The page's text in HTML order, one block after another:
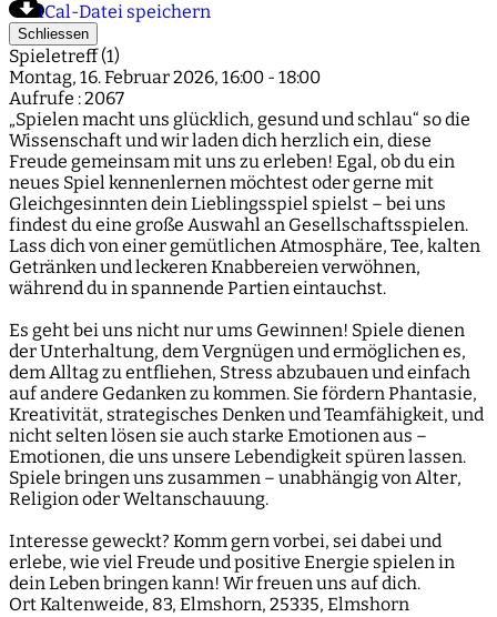
iCal-Datei speichern
Schliessen
Spieletreff (1)
Montag, 16. Februar 2026, 16:00 - 18:00
Aufrufe : 2067
„Spielen macht uns glücklich, gesund und schlau“ so die
Wissenschaft und wir laden dich herzlich ein, diese
Freude gemeinsam mit uns zu erleben! Egal, ob du ein
neues Spiel kennenlernen möchtest oder gerne mit
Gleichgesinnten dein Lieblingsspiel spielst – bei uns
findest du eine große Auswahl an Gesellschaftsspielen.
Lass dich von einer gemütlichen Atmosphäre, Tee, kalten
Getränken und leckeren Knabbereien verwöhnen,
während du in spannende Partien eintauchst.
Es geht bei uns nicht nur ums Gewinnen! Spiele dienen
der Unterhaltung, dem Vergnügen und ermöglichen es,
dem Alltag zu entfliehen, Stress abzubauen und einfach
auf andere Gedanken zu kommen. Sie fördern Phantasie,
Kreativität, strategisches Denken und Teamfähigkeit, und
nicht selten lösen sie auch starke Emotionen aus –
Emotionen, die uns unsere Lebendigkeit spüren lassen.
Spiele bringen uns zusammen – unabhängig von Alter,
Religion oder Weltanschauung.
Interesse geweckt? Komm gern vorbei, sei dabei und
erlebe, wie viel Freude und positive Energie spielen in
dein Leben bringen kann! Wir freuen uns auf dich.
OrtKaltenweide, 83, Elmshorn, 25335, Elmshorn